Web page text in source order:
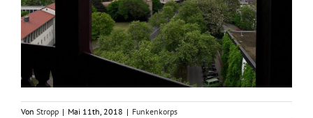
Von Stropp | Mai 11th, 2018 | Funkenkorps